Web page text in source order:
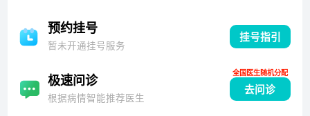
巢囊肿蒂扭转、肠梗阻、先天性肌性斜颈、阑尾炎、鞘
膜积液等手术。同时对幽门前瓣膜、十二指肠不全梗
消化道异物、结肠息肉等疾病进行内镜下微创手术治
疗。研究方向：微创手术在小儿外科中的应用与治疗。
预约挂号
暂未开通挂号服务
挂号指引
极速问诊
根据病情智能推荐医生
去问诊
全国医生随机分配